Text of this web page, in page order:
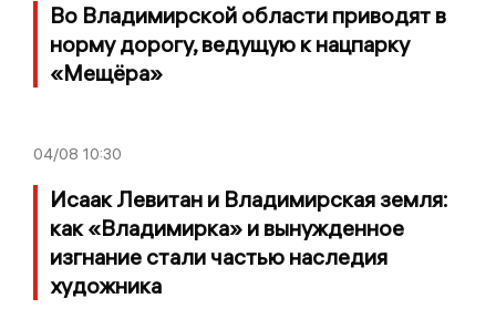
Во Владимирской области приводят в
норму дорогу, ведущую к нацпарку
«Мещёра»
04/08 10:30
Исаак Левитан и Владимирская земля:
как «Владимирка» и вынужденное
изгнание стали частью наследия
художника